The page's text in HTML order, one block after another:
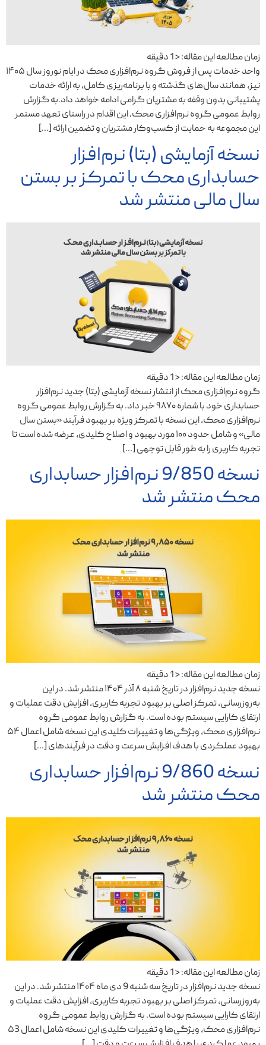
زمان مطالعه این مقاله:< 1 دقیقه
واحد خدمات پس از فروش گروه نرم‌افزاری محک در ایام نوروز سال ۱۴۰۵
نیز، همانند سال‌های گذشته و با برنامه‌ریزی کامل، به ارائه خدمات
پشتیبانی بدون وقفه به مشتریان گرامی ادامه خواهد داد.‎به گزارش
روابط عمومی گروه نرم‌افزاری محک، این اقدام در راستای تعهد مستمر
این مجموعه به حمایت از کسب‌وکار مشتریان و تضمین ارائه […]
نسخه آزمایشی (بتا) نرم‌افزار
حسابداری محک با تمرکز بر بستن
سال مالی منتشر شد
زمان مطالعه این مقاله:< 1 دقیقه
گروه نرم‌افزاری محک از انتشار نسخه آزمایشی (بتا) جدید نرم‌افزار
حسابداری خود با شماره ۹۸۷۰ خبر داد. به گزارش روابط عمومی گروه
نرم‌افزاری محک، این نسخه با تمرکز ویژه بر بهبود فرآیند «بستن سال
مالی» و شامل حدود ۱۰۰ مورد بهبود و اصلاح کلیدی، عرضه شده است تا
تجربه کاربری را به طور قابل توجهی […]
نسخه 9/850 نرم‌افزار حسابداری
محک منتشر شد
زمان مطالعه این مقاله:< 1 دقیقه
نسخه جدید نرم‌افزار در تاریخ شنبه ۸ آذر ۱۴۰۴ منتشر شد. در این
به‌روزرسانی، تمرکز اصلی بر بهبود تجربه کاربری، افزایش دقت عملیات و
ارتقای کارایی سیستم بوده است. به گزارش روابط عمومی گروه
نرم‌افزاری محک، ویژگی‌ها و تغییرات کلیدی این نسخه شامل اعمال ۵۴
بهبود عملکردی با هدف افزایش سرعت و دقت در فرآیندهای […]
نسخه 9/860 نرم‌افزار حسابداری
محک منتشر شد
زمان مطالعه این مقاله:< 1 دقیقه
نسخه جدید نرم‌افزار در تاریخ سه شنبه 9 دی ماه ۱۴۰۴ منتشر شد. در این
به‌روزرسانی، تمرکز اصلی بر بهبود تجربه کاربری، افزایش دقت عملیات و
ارتقای کارایی سیستم بوده است. به گزارش روابط عمومی گروه
نرم‌افزاری محک، ویژگی‌ها و تغییرات کلیدی این نسخه شامل اعمال ۵3